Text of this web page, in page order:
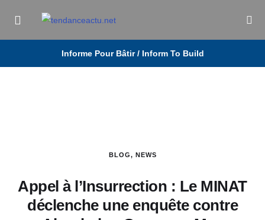
Informe Pour Bâtir / Inform To Build
BLOG, NEWS
Appel à l’Insurrection : Le MINAT
déclenche une enquête contre